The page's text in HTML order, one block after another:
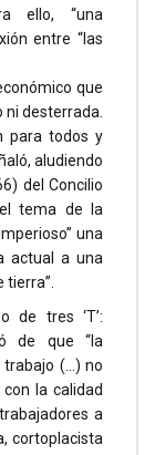
ello, “una
entre “las
que
desterrada.
para todos y
aludiendo
del Concilio
tema de la
una
actual a una
de tres ‘T’:
de que “la
trabajo (…) no
la calidad
a
cortoplacista